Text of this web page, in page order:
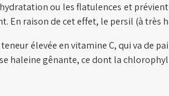
ou les flatulences et
En raison de cet effet, le persil (à très
élevée en vitamine C, qui va
haleine gênante, ce dont la